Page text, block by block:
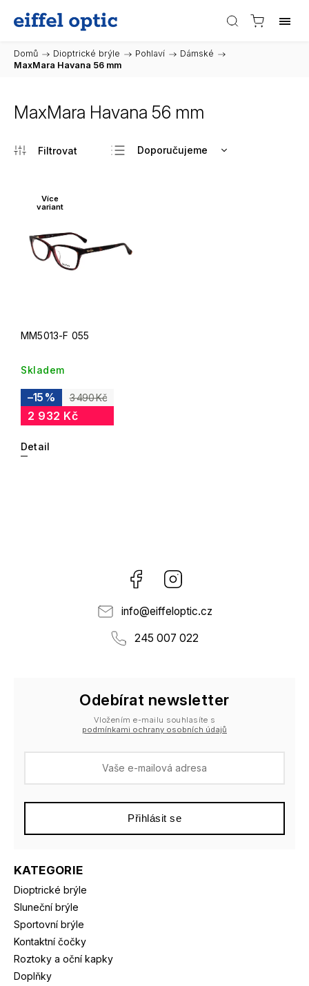
Domů / Dioptrické brýle / Pohlaví / Dámské /
MaxMara Havana 56 mm
MaxMara Havana 56 mm
Doporučujeme
Více
variant
MM5013-F 055
Skladem
3 490 Kč
–15 %
2 932 Kč
Detail
Facebook
info@eiffeloptic.cz
245 007 022
KATEGORIE
Dioptrické brýle
Sluneční brýle
Sportovní brýle
Kontaktní čočky
Roztoky a oční kapky
Doplňky
Odebírat newsletter
Vložením e-mailu souhlasíte s
podmínkami ochrany osobních údajů
Přihlásit se